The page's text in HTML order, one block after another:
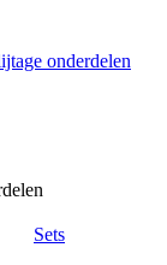
onderdelen
Sets